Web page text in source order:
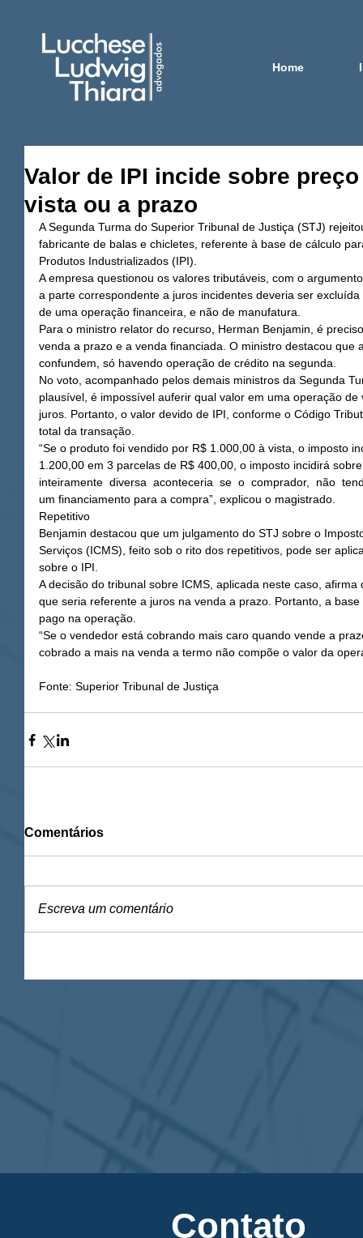
Home
Valor de IPI incide sobre
vista ou a prazo
A Segunda Turma do Superior Tribunal de Justiça (STJ)
fabricante de balas e chicletes, referente à base de cálculo
Produtos Industrializados (IPI).
A empresa questionou os valores tributáveis, com o
a parte correspondente a juros incidentes deveria ser
de uma operação financeira, e não de manufatura.
Para o ministro relator do recurso, Herman Benjamin, é
venda a prazo e a venda financiada. O ministro destacou que
confundem, só havendo operação de crédito na segunda.
No voto, acompanhado pelos demais ministros da Segunda
plausível, é impossível auferir qual valor em uma operação
juros. Portanto, o valor devido de IPI, conforme o Código
total da transação.
“Se o produto foi vendido por R$ 1.000,00 à vista, o imposto
1.200,00 em 3 parcelas de R$ 400,00, o imposto incidirá
inteiramente  diversa  aconteceria  se  o  comprador,  não
um financiamento para a compra”, explicou o magistrado.
Repetitivo
Benjamin destacou que um julgamento do STJ sobre o
Serviços (ICMS), feito sob o rito dos repetitivos, pode ser
sobre o IPI.
A decisão do tribunal sobre ICMS, aplicada neste caso,
que seria referente a juros na venda a prazo. Portanto, a
pago na operação.
“Se o vendedor está cobrando mais caro quando vende a
cobrado a mais na venda a termo não compõe o valor da
Fonte: Superior Tribunal de Justiça
Comentários
Escreva um comentário
Contato